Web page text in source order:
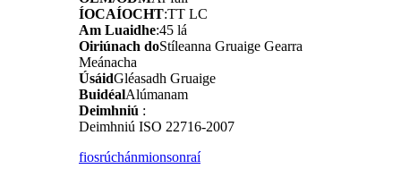
ÍOCAÍOCHT:TT LC
Am Luaidhe:45 lá
Oiriúnach doStíleanna Gruaige Gearra
Meánacha
ÚsáidGléasadh Gruaige
BuidéalAlúmanam
Deimhniú :
Deimhniú ISO 22716-2007
fiosrúchánmionsonraí